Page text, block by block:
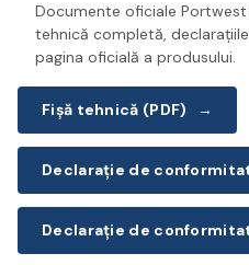
Documente oficiale
tehnică completă,
pagina oficială a produsului.
Fișă tehnică (PDF) →
Declarație de
Declarație de